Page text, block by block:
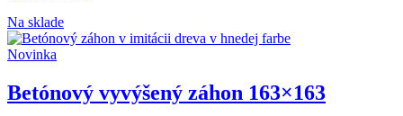
Na sklade
Novinka
Betónový vyvýšený záhon 163×163